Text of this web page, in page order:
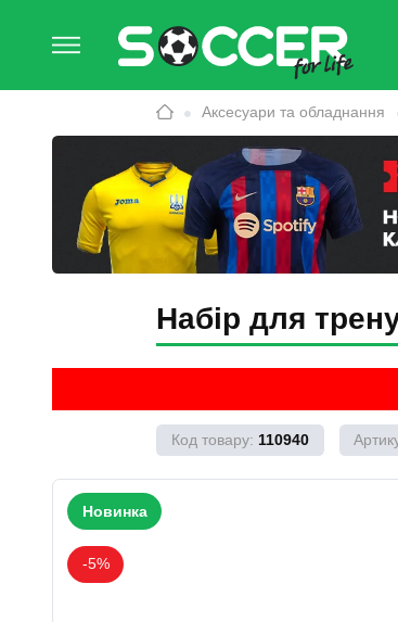
Набір для
110940
Новинка
-5%
Аксесуари та обладнання